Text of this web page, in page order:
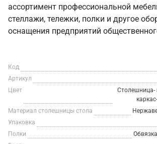
ассортимент профессиональной
стеллажи, тележки, полки и другое
оснащения предприятий
Код
Артикул
Цвет
Столешница-
Материал столешницы стола
Упаковка
Полки